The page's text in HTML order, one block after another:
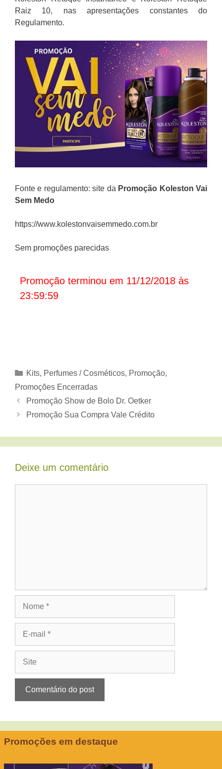
Raiz 10, nas apresentações constantes do
Regulamento.
Fonte e regulamento: site da Promoção Koleston Vai
Sem Medo
https://www.kolestonvaisemmedo.com.br
Sem promoções parecidas
Promoção terminou em 11/12/2018 às
23:59:59
Categorias
Kits, Perfumes / Cosméticos, Promoção,
Promoções Encerradas
Promoção Show de Bolo Dr. Oetker
Promoção Sua Compra Vale Crédito
Deixe um comentário
Promoções em destaque